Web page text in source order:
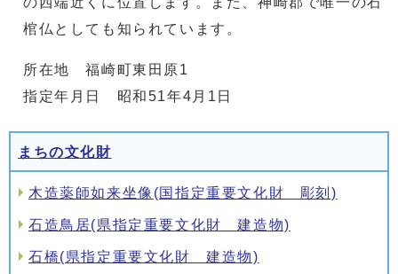
棺仏としても知られています。
所在地 福崎町東田原1
指定年月日 昭和51年4月1日
まちの文化財
木造薬師如来坐像(国指定重要文化財 彫刻)
石造鳥居(県指定重要文化財 建造物)
石橋(県指定重要文化財 建造物)